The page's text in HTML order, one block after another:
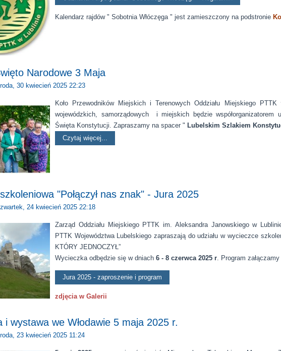
Kalendarz rajdów " Sobotnia Włóczęga " jest zamieszczony na podstronie
Narodowe 3 Maja
30 kwiecień 2025 22:23
Koło Przewodników Miejskich i Terenowych Oddziału Miejskiego
wojewódzkich, samorządowych i miejskich będzie współorganizatorem
Święta Konstytucji. Zapraszamy na spacer " Lubelskim Szlakiem
Czytaj więcej...
"Połączył nas znak" - Jura 2025
24 kwiecień 2025 22:18
Zarząd Oddziału Miejskiego PTTK im. Aleksandra Janowskiego w
PTTK Województwa Lubelskiego zapraszają do udziału w wycieczce
KTÓRY JEDNOCZYŁ”
Wycieczka odbędzie się w dniach 6 - 8 czerwca 2025 r. Program
Jura 2025 - zaproszenie i program
zdjęcia w Galerii
i wystawa we Włodawie 5 maja 2025 r.
23 kwiecień 2025 11:24